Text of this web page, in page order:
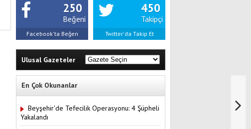
250
Beğeni
Facebook'ta Beğen
450
Takipçi
Twitter'da Takip Et
Ulusal Gazeteler
En Çok Okunanlar
Beyşehir'de Tefecilik Operasyonu: 4 Şüpheli
Yakalandı